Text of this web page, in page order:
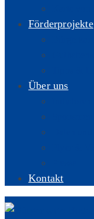
Förderprojekte
Über uns
Kontakt